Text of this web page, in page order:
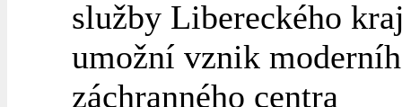
služby Libereckého
umožní vznik
záchranného centra